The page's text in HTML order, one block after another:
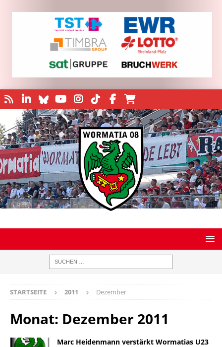
STARTSEITE 2011 Dezember
Monat: Dezember 2011
Marc Heidenmann verstärkt Wormatias U23